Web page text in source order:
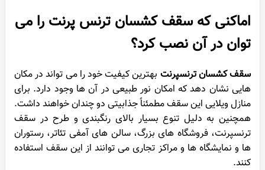
اماکنی که سقف کشسان ترنس پرنت را می
توان در آن نصب کرد؟
سقف کشسان ترنسپرنت بهترین کیفیت خود را می تواند در مکان
هایی نشان دهد که امکان نور طبیعی در آن ها وجود دارد. برای
منازل ویلایی این سقف مطمئناً جذابیتی دو چندان خواهند داشت.
همچنین به دلیل تنوع بسیار بالای رنگبندی و طرح در سقف
ترنسپرنت، فروشگاه های بزرگ، سالن های آمفی تئاتر، رستوران
ها و نمایشگاه ها و مراکز تجاری می توانند از این سقف استفاده
کنند.